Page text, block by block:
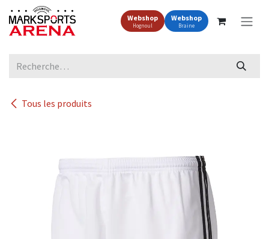
Se rendre au contenu
Webshop
Hognoul
Webshop
Braine
Tous les produits